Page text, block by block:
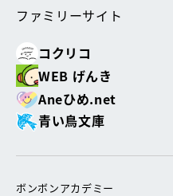
ファミリーサイト
コクリコ
WEB げんき
Aneひめ.net
青い鳥文庫
ボンボンアカデミー